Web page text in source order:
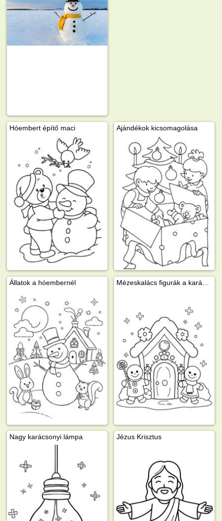
Hóembert építő maci Ajándékok kicsomagolása
Állatok a hóembernél
Nagy karácsonyi lámpa Jézus Krisztus